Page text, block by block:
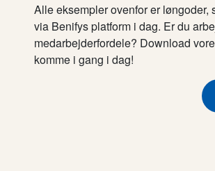
Alle eksempler ovenfor er
via Benifys platform i dag. Er du
medarbejderfordele? Download
komme i gang i dag!